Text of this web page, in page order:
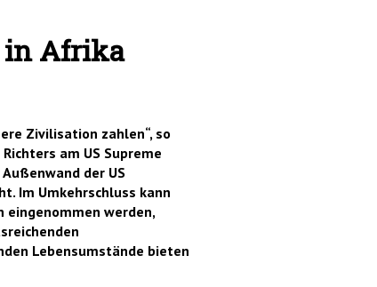
in Afrika
Zivilisation zahlen“, so
am US Supreme
der US
Im Umkehrschluss kann
eingenommen werden,
Lebensumstände bieten